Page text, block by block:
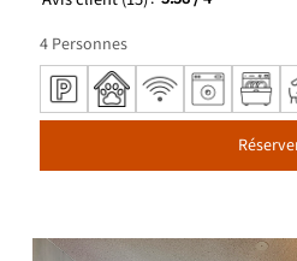
4 Personnes